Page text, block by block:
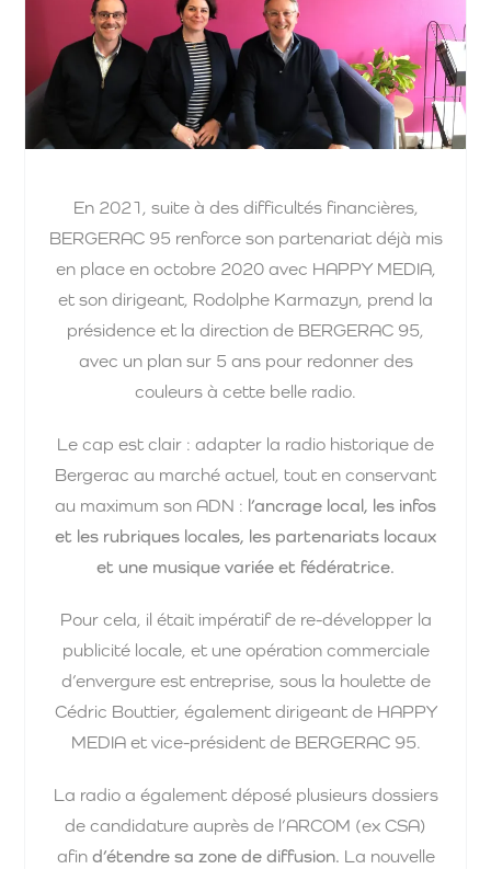
En 2021, suite à des difficultés financières,
BERGERAC 95 renforce son partenariat déjà mis
en place en octobre 2020 avec HAPPY MEDIA,
et son dirigeant, Rodolphe Karmazyn, prend la
présidence et la direction de BERGERAC 95,
avec un plan sur 5 ans pour redonner des
couleurs à cette belle radio.
Le cap est clair : adapter la radio historique de
Bergerac au marché actuel, tout en conservant
au maximum son ADN : l’ancrage local, les infos
et les rubriques locales, les partenariats locaux
et une musique variée et fédératrice.
Pour cela, il était impératif de re-développer la
publicité locale, et une opération commerciale
d’envergure est entreprise, sous la houlette de
Cédric Bouttier, également dirigeant de HAPPY
MEDIA et vice-président de BERGERAC 95.
La radio a également déposé plusieurs dossiers
de candidature auprès de l’ARCOM (ex CSA)
afin d’étendre sa zone de diffusion. La nouvelle